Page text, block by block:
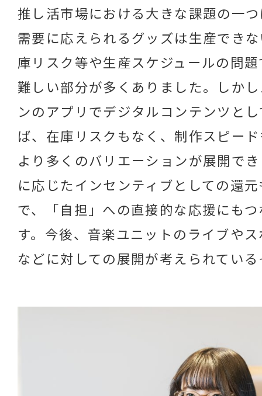
推し活市場における大きな課題の一
需要に応えられるグッズは生産でき
庫リスク等や生産スケジュールの問
難しい部分が多くありました。しか
ンのアプリでデジタルコンテンツと
ば、在庫リスクもなく、制作スピー
より多くのバリエーションが展開で
に応じたインセンティブとしての還
で、「自担」への直接的な応援にも
す。今後、音楽ユニットのライブや
などに対しての展開が考えられてい